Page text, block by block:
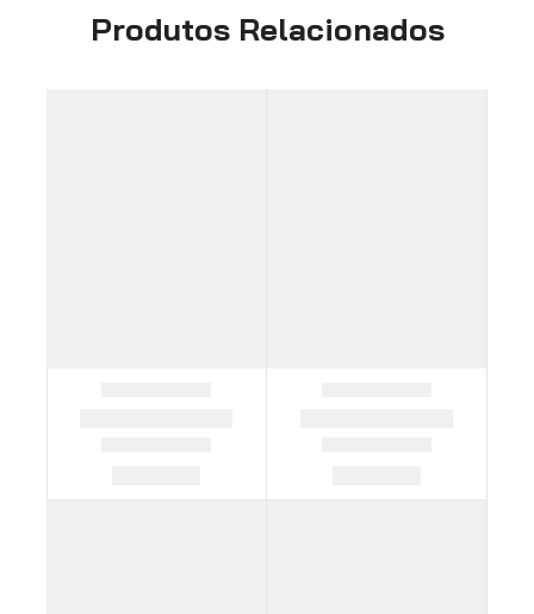
Produtos Relacionados